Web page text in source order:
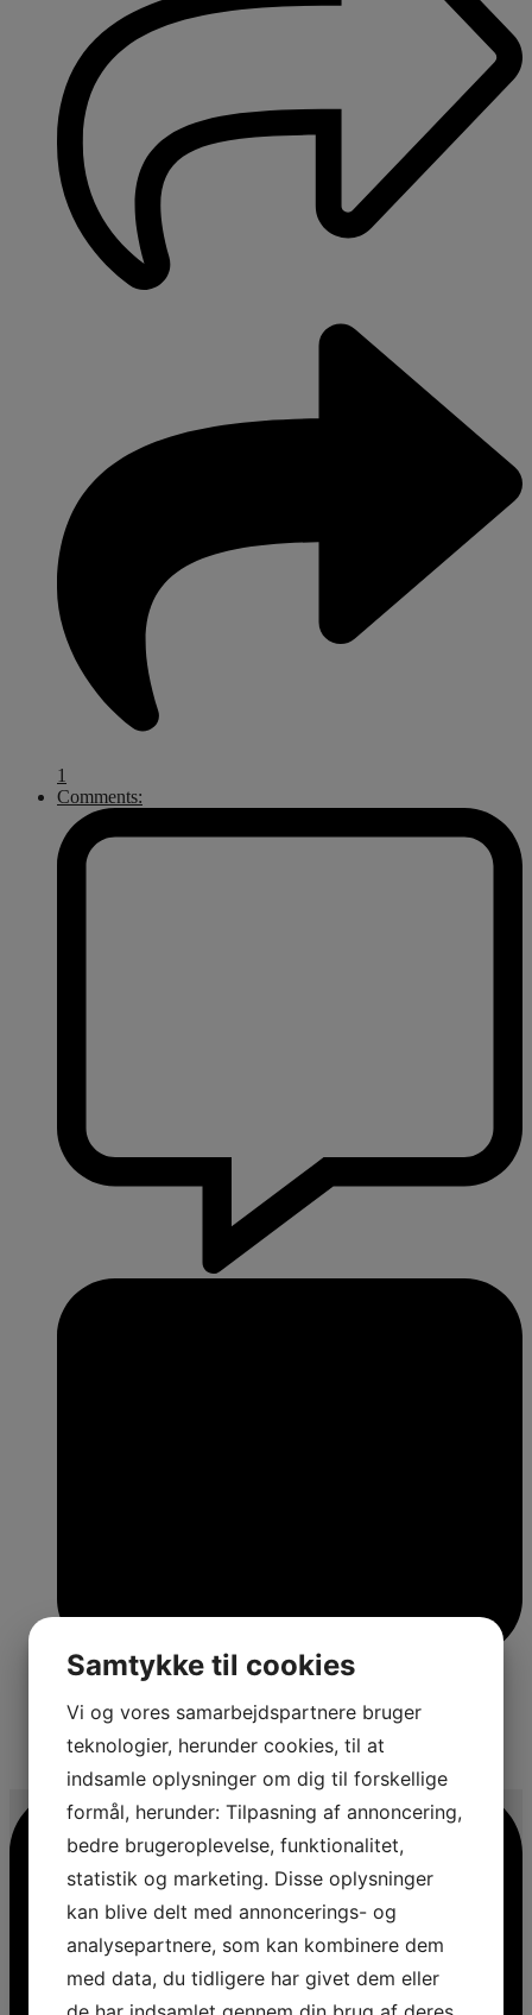
1
Comments:
Samtykke til cookies
Vi og vores samarbejdspartnere bruger
teknologier, herunder cookies, til at
indsamle oplysninger om dig til forskellige
formål, herunder: Tilpasning af annoncering,
bedre brugeroplevelse, funktionalitet,
statistik og marketing. Disse oplysninger
kan blive delt med annoncerings- og
analysepartnere, som kan kombinere dem
med data, du tidligere har givet dem eller